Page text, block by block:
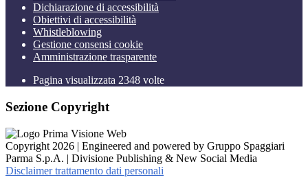
Dichiarazione di accessibilità
Obiettivi di accessibilità
Whistleblowing
Gestione consensi cookie
Amministrazione trasparente
Pagina visualizzata 2348 volte
Sezione Copyright
Copyright 2026 | Engineered and powered by Gruppo Spaggiari
Parma S.p.A. | Divisione Publishing & New Social Media
Disclaimer trattamento dati personali